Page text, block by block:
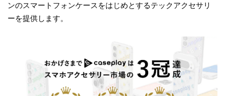
ンのスマートフォンケースをはじめとするテックアクセサリ
ーを提供します。